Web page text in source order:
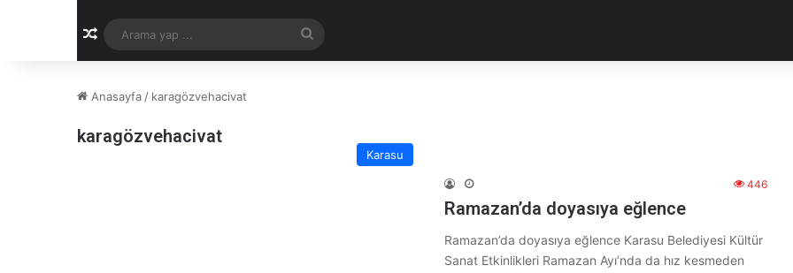
Rastgele Makale
yap
Anasayfa / karagözvehacivat
karagözvehacivat
Karasu
446
Ramazan’da doyasıya eğlence
Ramazan’da doyasıya eğlence Karasu Belediyesi Kültür
Sanat Etkinlikleri Ramazan Ayı’nda da hız kesmeden